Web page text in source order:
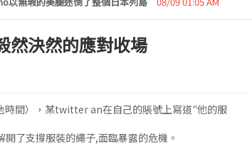
然決然的應對收場
時間），某twitter an在自己的賬號上寫道"他的服
了支撐服裝的繩子,面臨暴露的危機。